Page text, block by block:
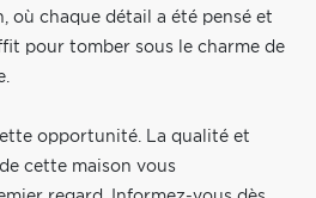
où chaque détail a été pensé et
pour tomber sous le charme de
opportunité. La qualité et
cette maison vous